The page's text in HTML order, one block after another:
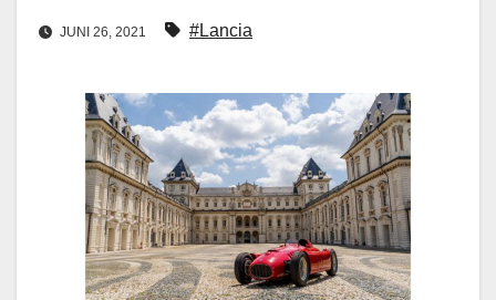
JUNI 26, 2021 #Lancia